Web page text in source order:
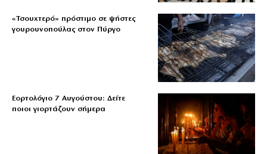
«Τσουχτερό» πρόστιμο σε ψήστες
γουρουνοπούλας στον Πύργο
Εορτολόγιο 7 Αυγούστου: Δείτε
ποιοι γιορτάζουν σήμερα